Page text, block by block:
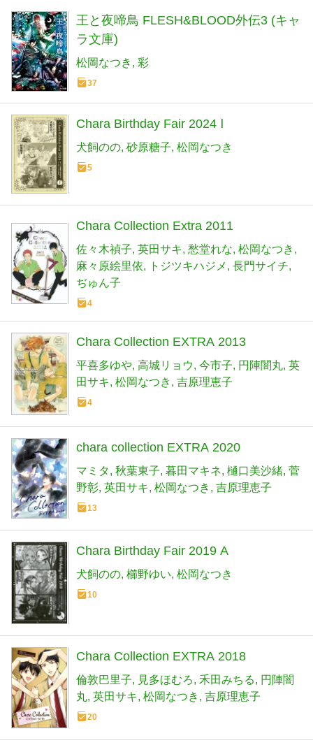
王と夜啼鳥 FLESH&BLOOD外伝3 (キャ
ラ文庫)
松岡なつき 彩
37
Chara Birthday Fair 2024 Ⅰ
犬飼のの 砂原糖子 松岡なつき
5
Chara Collection Extra 2011
佐々木禎子 英田サキ 愁堂れな 松岡なつき
麻々原絵里依
トジツキハジメ
長門サイチ
ぢゅん子
4
Chara Collection EXTRA 2013
平喜多ゆや 高城リョウ 今市子 円陣闇丸 英
田サキ 松岡なつき 吉原理恵子
4
chara collection EXTRA 2020
マミタ 秋葉東子 暮田マキネ 樋口美沙緒 菅
野彰 英田サキ 松岡なつき 吉原理恵子
13
Chara Birthday Fair 2019 A
犬飼のの 櫛野ゆい 松岡なつき
10
Chara Collection EXTRA 2018
倫敦巴里子 見多ほむろ 禾田みちる
円陣闇
丸 英田サキ 松岡なつき 吉原理恵子
20